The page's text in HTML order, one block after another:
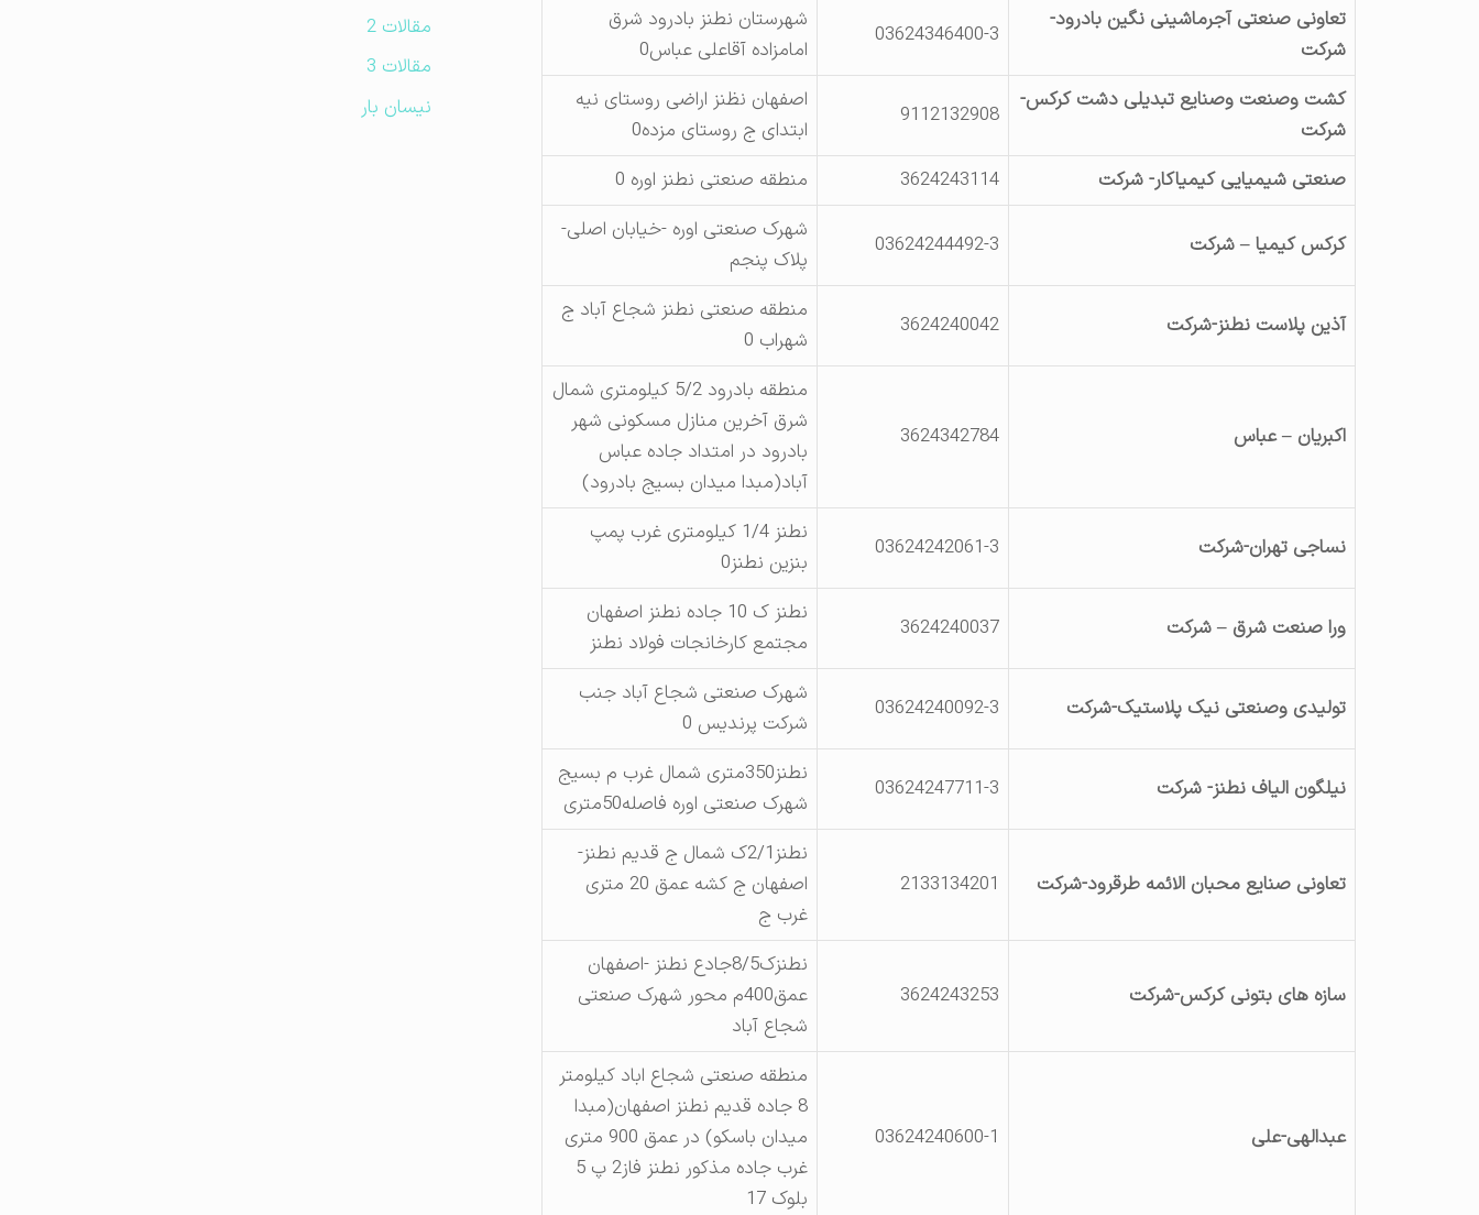
تعاونی صنعتی آجرماشینی نگین بادرود-
شرکت
03624346400-3
شهرستان نطنز بادرود شرق
امامزاده آقاعلی عباس0
کشت وصنعت وصنایع تبدیلی دشت کرکس-
شرکت
9112132908
اصفهان نظنز اراضی روستای نیه
ابتدای ج روستای مزده0
صنعتی شیمیایی کیمیاکار- شرکت
3624243114 منطقه صنعتی نطنز اوره 0
کرکس کیمیا – شرکت 03624244492-3
شهرک صنعتی اوره -خیابان اصلی-
پلاک پنجم
آذین پلاست نطنز-شرکت 3624240042
منطقه صنعتی نطنز شجاع آباد ج
شهراب 0
اکبریان – عباس 3624342784
منطقه بادرود 5/2 کیلومتری شمال
شرق آخرین منازل مسکونی شهر
بادرود در امتداد جاده عباس
آباد(مبدا میدان بسیج بادرود)
نساجی تهران-شرکت 03624242061-3
نطنز 1/4 کیلومتری غرب پمپ
بنزین نطنز0
ورا صنعت شرق – شرکت 3624240037
نطنز ک 10 جاده نطنز اصفهان
مجتمع کارخانجات فولاد نطنز
تولیدی وصنعتی نیک پلاستیک-شرکت 03624240092-3
شهرک صنعتی شجاع آباد جنب
شرکت پرندیس 0
نیلگون الیاف نطنز- شرکت 03624247711-3
نطنز350متری شمال غرب م بسیج
شهرک صنعتی اوره فاصله50متری
تعاونی صنایع محبان الائمه طرقرود-شرکت 2133134201
نطنز2/1ک شمال ج قدیم نطنز-
اصفهان ج کشه عمق 20 متری
غرب ج
سازه های بتونی کرکس-شرکت 3624243253
نطنزک8/5جادع نطنز -اصفهان
عمق400م محور شهرک صنعتی
شجاع آباد
عبدالهی-علی 03624240600-1
منطقه صنعتی شجاع اباد کیلومتر
8 جاده قدیم نطنز اصفهان(مبدا
میدان باسکو) در عمق 900 متری
غرب جاده مذکور نطنز فاز2 پ 5
بلوک 17
مقالات 2
مقالات 3
نیسان بار